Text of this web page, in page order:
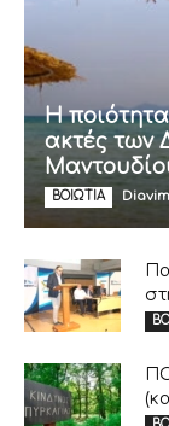
Η
ακτές των
ΒΟΙΩΤΙΑ